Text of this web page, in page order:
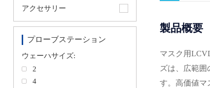
アクセサリー
プローブステーション
ウェーハサイズ:
2
4
製品概要
マスク用
ズは、広範
す。高価値マ